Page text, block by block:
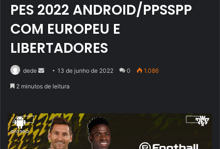
PES 2022 ANDROID/PPSSPP
COM EUROPEU E
LIBERTADORES
dede
Mande13 de junho de 2022 0 1.086
2 minutos de leitura